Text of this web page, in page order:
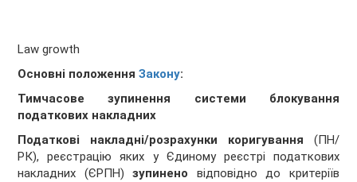
Law growth
Основні положенняЗакону:
Тимчасове зупинення системи блокування
податкових накладних
Податкові накладні/розрахунки коригування (ПН/
РК), реєстрацію яких у Єдиному реєстрі податкових
накладних (ЄРПН)зупинено відповідно до критеріїв